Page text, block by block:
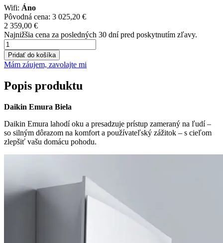
Wifi: Áno
Pôvodná cena: 3 025,20 €
2 359,00 €
Najnižšia cena za posledných 30 dní pred poskytnutím zľavy.
množstvo
Daikin
Emura
Biela
kW
Pridať do košíka
Mám záujem, zavolajte mi
Popis produktu
Daikin Emura Biela
Daikin Emura lahodí oku a presadzuje prístup zameraný na ľudí –
so silným dôrazom na komfort a používateľský zážitok – s cieľom
zlepšiť vašu domácu pohodu.